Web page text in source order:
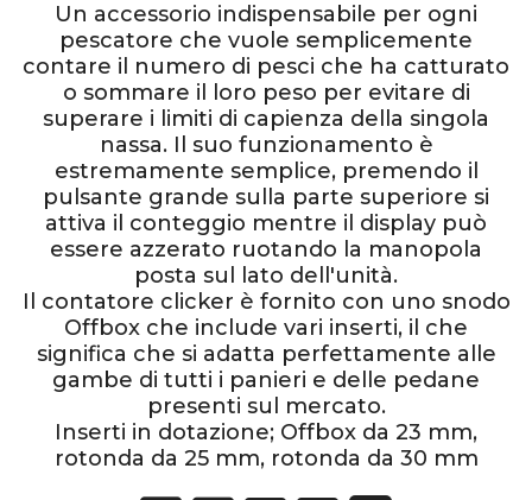
Un accessorio indispensabile per ogni
pescatore che vuole semplicemente
contare il numero di pesci che ha catturato
o sommare il loro peso per evitare di
superare i limiti di capienza della singola
nassa. Il suo funzionamento è
estremamente semplice, premendo il
pulsante grande sulla parte superiore si
attiva il conteggio mentre il display può
essere azzerato ruotando la manopola
posta sul lato dell'unità.
Il contatore clicker è fornito con uno snodo
Offbox che include vari inserti, il che
significa che si adatta perfettamente alle
gambe di tutti i panieri e delle pedane
presenti sul mercato.
Inserti in dotazione; Offbox da 23 mm,
rotonda da 25 mm, rotonda da 30 mm